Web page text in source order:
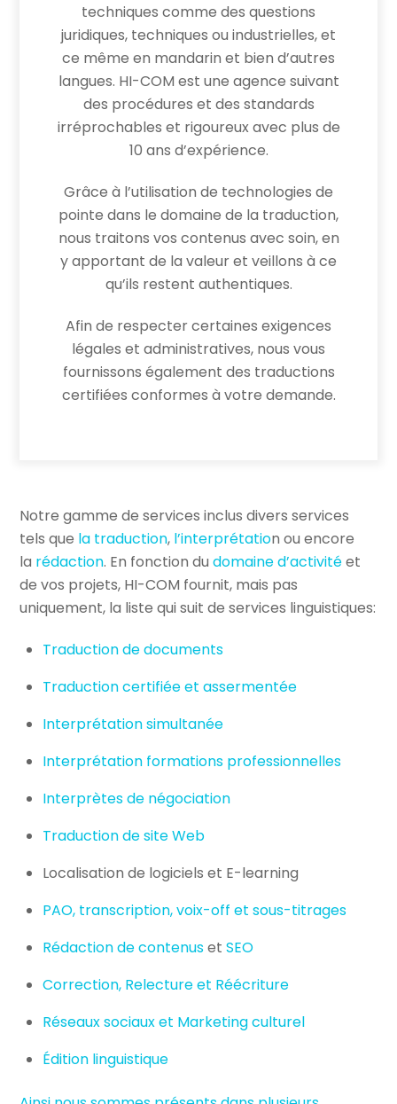
techniques comme des questions
juridiques, techniques ou industrielles, et
ce même en mandarin et bien d’autres
langues. HI-COM est une agence suivant
des procédures et des standards
irréprochables et rigoureux avec plus de
10 ans d’expérience.
Grâce à l’utilisation de technologies de
pointe dans le domaine de la traduction,
nous traitons vos contenus avec soin, en
y apportant de la valeur et veillons à ce
qu’ils restent authentiques.
Afin de respecter certaines exigences
légales et administratives, nous vous
fournissons également des traductions
certifiées conformes à votre demande.
Notre gamme de services inclus divers services
tels que la traduction, l’interprétation ou encore
la rédaction. En fonction dudomaine d’activitéet
de vos projets, HI-COM fournit, mais pas
uniquement, la liste qui suit de services linguistiques:
Traduction de documents
Traduction certifiée et assermentée
Interprétation simultanée
Interprétation formations professionnelles
Interprètes de négociation
Traduction de site Web
Localisation de logiciels et E-learning
PAO, transcription, voix-off et sous-titrages
Rédaction de contenuset SEO
Correction, Relecture et Réécriture
Réseaux sociaux et Marketing culturel
Édition linguistique